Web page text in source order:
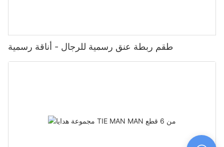
طقم ربطة عنق رسمية للرجال - أناقة رسمية